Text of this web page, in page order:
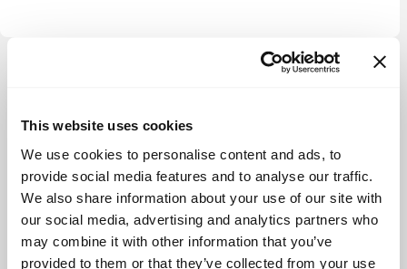
This website uses cookies
We use cookies to personalise content and ads, to
provide social media features and to analyse our traffic.
We also share information about your use of our site with
our social media, advertising and analytics partners who
may combine it with other information that you’ve
provided to them or that they’ve collected from your use